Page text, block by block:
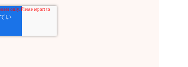
施させます。
当社に対してご自身の個人情
容の訂正・追加・削除、利用
止）に関して、下記の当社問